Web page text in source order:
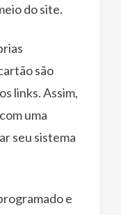
do site.
são
links. Assim,
uma
seu sistema
e